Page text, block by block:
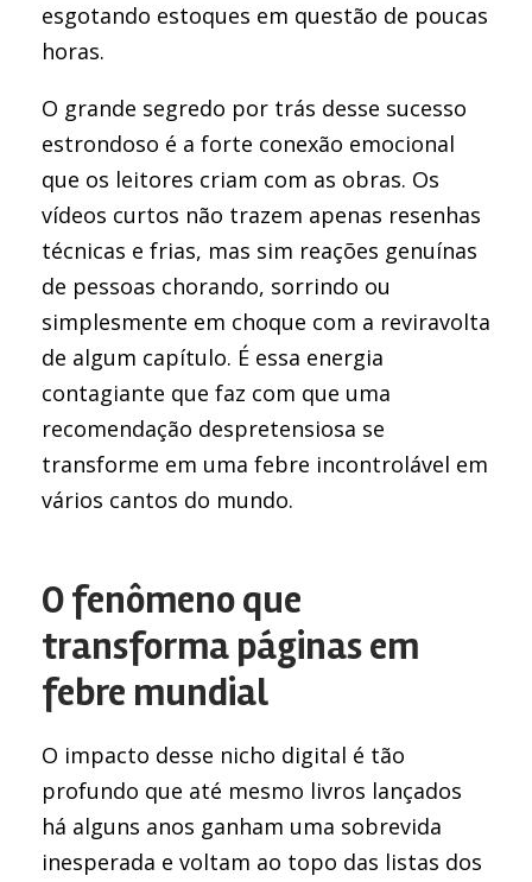
esgotando estoques em questão de poucas
horas.
O grande segredo por trás desse sucesso
estrondoso é a forte conexão emocional
que os leitores criam com as obras. Os
vídeos curtos não trazem apenas resenhas
técnicas e frias, mas sim reações genuínas
de pessoas chorando, sorrindo ou
simplesmente em choque com a reviravolta
de algum capítulo. É essa energia
contagiante que faz com que uma
recomendação despretensiosa se
transforme em uma febre incontrolável em
vários cantos do mundo.
O fenômeno que
transforma páginas em
febre mundial
O impacto desse nicho digital é tão
profundo que até mesmo livros lançados
há alguns anos ganham uma sobrevida
inesperada e voltam ao topo das listas dos